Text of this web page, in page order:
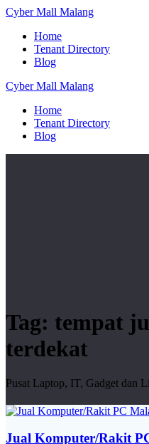
Skip
content
CyberMall Malang
Home
Tenant Directory
Blog
CyberMall Malang
Home
Tenant Directory
Blog
Tag: tempat
terdekat
Pusat Laptop, IT, Gadget dan
Jual Komputer/Rakit